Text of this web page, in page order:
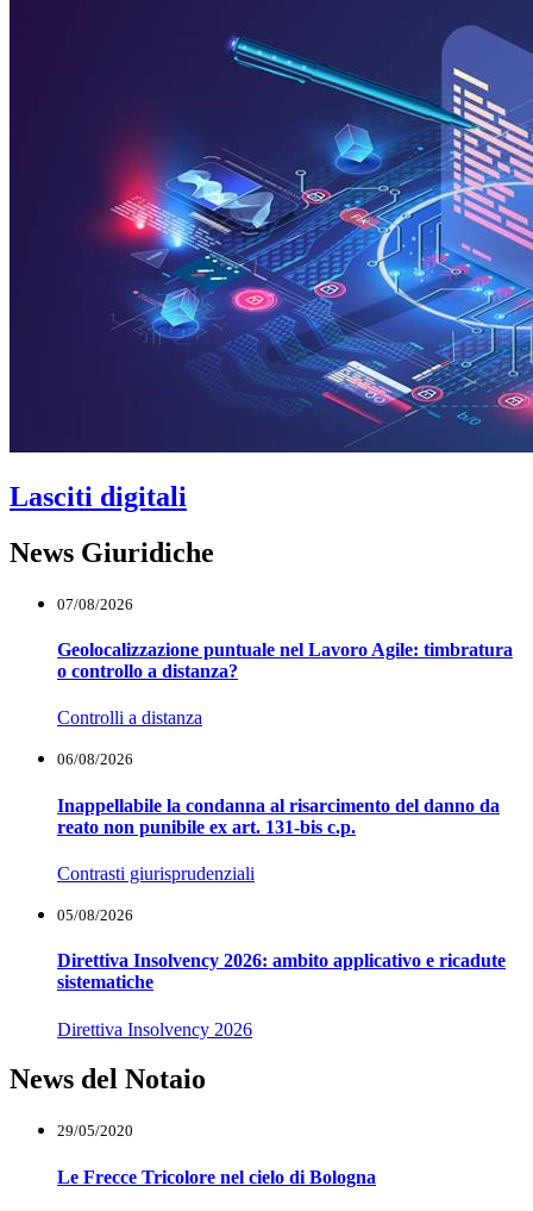
Lasciti digitali
News Giuridiche
07/08/2026
Geolocalizzazione puntuale nel Lavoro Agile: timbratura
o controllo a distanza?
Controlli a distanza
06/08/2026
Inappellabile la condanna al risarcimento del danno da
reato non punibile ex art. 131-bis c.p.
Contrasti giurisprudenziali
05/08/2026
Direttiva Insolvency 2026: ambito applicativo e ricadute
sistematiche
Direttiva Insolvency 2026
News del Notaio
29/05/2020
Le Frecce Tricolore nel cielo di Bologna